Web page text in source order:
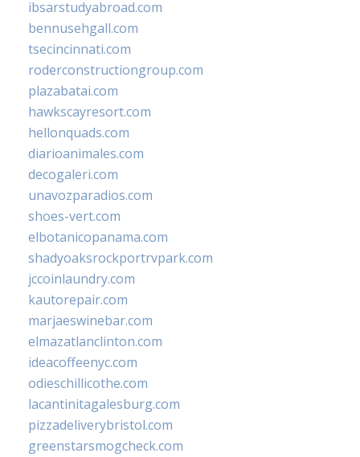
ibsarstudyabroad.com
bennusehgall.com
tsecincinnati.com
roderconstructiongroup.com
plazabatai.com
hawkscayresort.com
hellonquads.com
diarioanimales.com
decogaleri.com
unavozparadios.com
shoes-vert.com
elbotanicopanama.com
shadyoaksrockportrvpark.com
jccoinlaundry.com
kautorepair.com
marjaeswinebar.com
elmazatlanclinton.com
ideacoffeenyc.com
odieschillicothe.com
lacantinitagalesburg.com
pizzadeliverybristol.com
greenstarsmogcheck.com